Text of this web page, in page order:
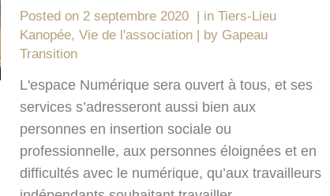
Posted on 2 septembre 2020 in Tiers-Lieu
Kanopée, Vie de l'association by Gapeau
Transition
L'espace Numérique sera ouvert à tous, et ses
services s’adresseront aussi bien aux
personnes en insertion sociale ou
professionnelle, aux personnes éloignées et en
difficultés avec le numérique, qu’aux travailleurs